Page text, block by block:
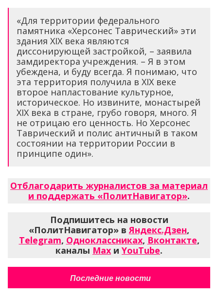
«Для территории федерального
памятника «Херсонес Таврический» эти
здания XIX века являются
диссонирующей застройкой, – заявила
замдиректора учреждения. – Я в этом
убеждена, и буду всегда. Я понимаю, что
эта территория получила в XIX веке
второе напластование культурное,
историческое. Но извините, монастырей
XIX века в стране, грубо говоря, много. Я
не отрицаю его ценность. Но Херсонес
Таврический и полис античный в таком
состоянии на территории России в
принципе один».
Отблагодарить журналистов за материал
и поддержать «ПолитНавигатор».
Подпишитесь на новости
«ПолитНавигатор» в Яндекс.Дзен,
Telegram, Одноклассниках, Вконтакте,
каналы Max и YouTube.
Последние новости